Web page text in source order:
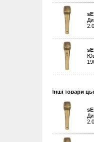
Інші товари